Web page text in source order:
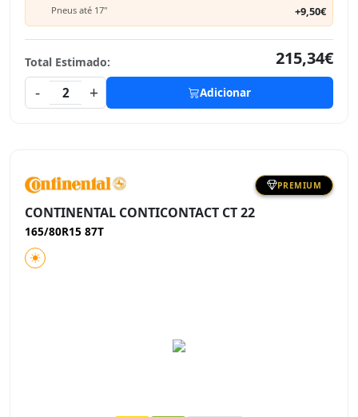
Pneus até 17" +9,50€
Total Estimado:
215,34€
-
2 + Adicionar
PREMIUM
CONTINENTAL CONTICONTACT CT 22
165/80R15 87T